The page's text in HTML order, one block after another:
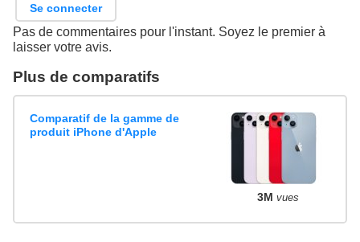
Se connecter
Pas de commentaires pour l'instant. Soyez le premier à
laisser votre avis.
Plus de comparatifs
Comparatif de la gamme de
produit iPhone d'Apple
3M vues